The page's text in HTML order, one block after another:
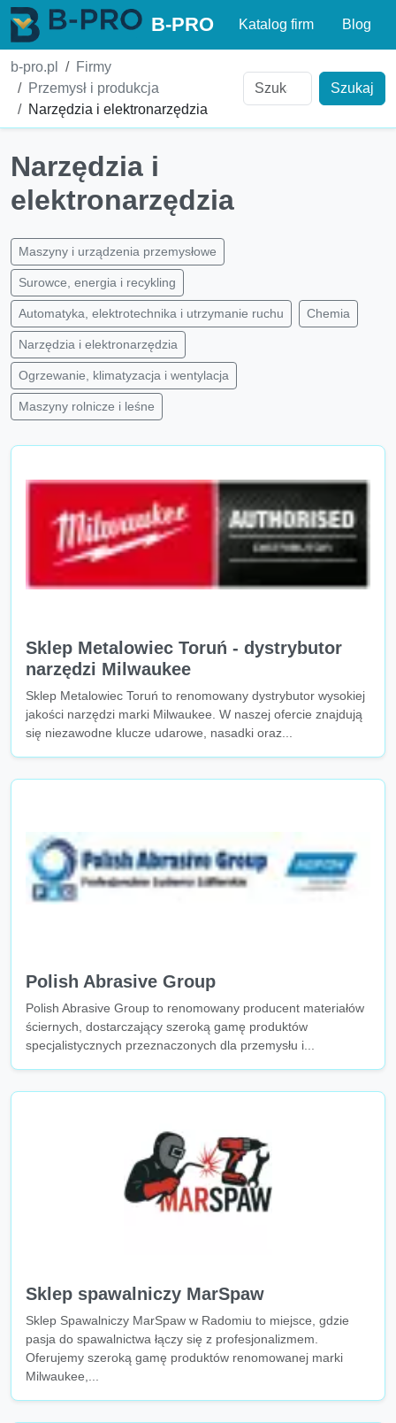
B-PRO Katalog firm Blog
b-pro.pl
Firmy
Przemysł i produkcja
Narzędzia i elektronarzędzia
Szukaj
Narzędzia i
elektronarzędzia
Maszyny i urządzenia przemysłowe
Surowce, energia i recykling
Automatyka, elektrotechnika i utrzymanie ruchu Chemia
Narzędzia i elektronarzędzia
Ogrzewanie, klimatyzacja i wentylacja
Maszyny rolnicze i leśne
Sklep Metalowiec Toruń - dystrybutor
narzędzi Milwaukee
Sklep Metalowiec Toruń to renomowany dystrybutor wysokiej
jakości narzędzi marki Milwaukee. W naszej ofercie znajdują
się niezawodne klucze udarowe, nasadki oraz...
Polish Abrasive Group
Polish Abrasive Group to renomowany producent materiałów
ściernych, dostarczający szeroką gamę produktów
specjalistycznych przeznaczonych dla przemysłu i...
Sklep spawalniczy MarSpaw
Sklep Spawalniczy MarSpaw w Radomiu to miejsce, gdzie
pasja do spawalnictwa łączy się z profesjonalizmem.
Oferujemy szeroką gamę produktów renomowanej marki
Milwaukee,...